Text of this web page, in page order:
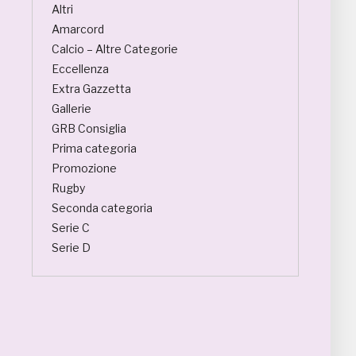
Altri
Amarcord
Calcio – Altre Categorie
Eccellenza
Extra Gazzetta
Gallerie
GRB Consiglia
Prima categoria
Promozione
Rugby
Seconda categoria
Serie C
Serie D